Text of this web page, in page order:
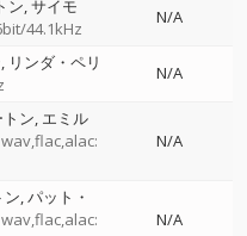
ン サイモ
44.1kHz
N/A
リンダ・ペリ
N/A
トン エミル
wav,flac,alac:
N/A
ン パット・
wav,flac,alac:
N/A